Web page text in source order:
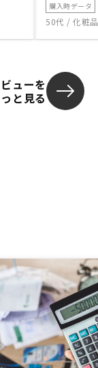
購入時データ
50代 / 化粧
ューを
と見る